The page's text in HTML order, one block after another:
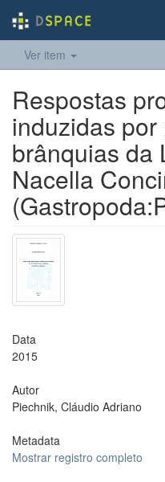
Ver item
Respostas
induzidas por
brânquias da
Nacella
Data
2015
Autor
Piechnik, Cláudio Adriano
Metadata
Mostrar registro completo